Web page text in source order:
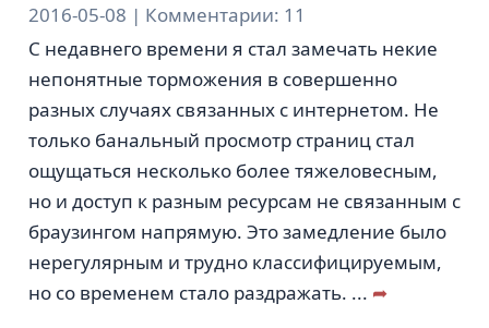
2016-05-08 | Комментарии: 11
С недавнего времени я стал замечать некие
непонятные торможения в совершенно
разных случаях связанных с интернетом. Не
только банальный просмотр страниц стал
ощущаться несколько более тяжеловесным,
но и доступ к разным ресурсам не связанным с
браузингом напрямую. Это замедление было
нерегулярным и трудно классифицируемым,
но со временем стало раздражать. ... ➦